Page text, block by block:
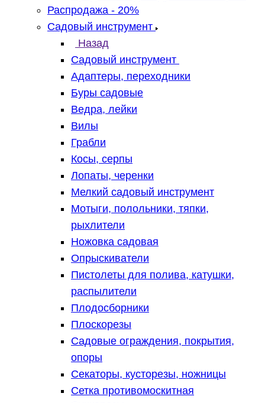
Распродажа - 20%
Садовый инструмент
Назад
Садовый инструмент
Адаптеры, переходники
Буры садовые
Ведра, лейки
Вилы
Грабли
Косы, серпы
Лопаты, черенки
Мелкий садовый инструмент
Мотыги, полольники, тяпки,
рыхлители
Ножовка садовая
Опрыскиватели
Пистолеты для полива, катушки,
распылители
Плодосборники
Плоскорезы
Садовые ограждения, покрытия,
опоры
Секаторы, кусторезы, ножницы
Сетка противомоскитная